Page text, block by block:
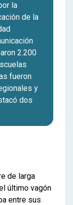
la
de la
2.200
fueron
y
dos
de larga
último vagón
entre sus